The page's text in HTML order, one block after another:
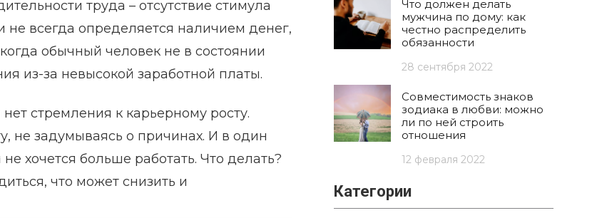
труда – отсутствие стимула
не всегда определяется наличием денег,
обычный человек не в состоянии
из-за невысокой заработной платы.
стремления к карьерному росту.
не задумываясь о причинах. И в один
хочется больше работать. Что делать?
что может снизить и
Что должен делать
мужчина по дому: как
честно распределить
обязанности
28 сентября 2022
Совместимость знаков
зодиака в любви: можно
ли по ней строить
отношения
12 февраля 2022
Категории